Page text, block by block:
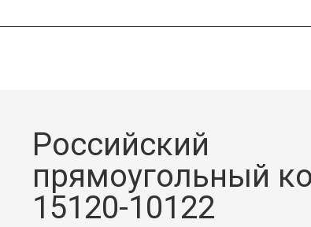
Российский
прямоугольный
15120-10122